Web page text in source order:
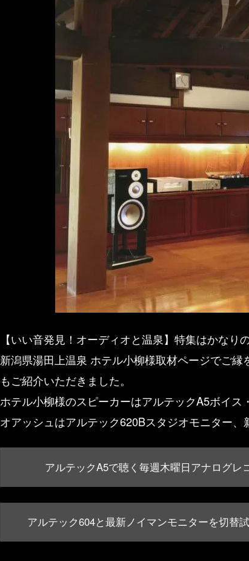
【いい音発見！オーディオと温泉】特集はかなり
新潟県湯田上温泉 ホテル小柳様取材ページでご
もご紹介いただきました。
ホテル小柳様のスピーカーはアルテックA5ボイ
オアッシュはアルテック620Bスタジオモニター、
アルテックA5で聴く毎週木曜日アナログレ
アルテック604と最新ノイマンモニターを切替